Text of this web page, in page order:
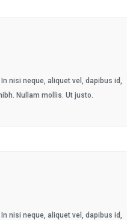
nisi neque, aliquet vel, dapibus id,
Nullam mollis. Ut justo.
nisi neque, aliquet vel, dapibus id,